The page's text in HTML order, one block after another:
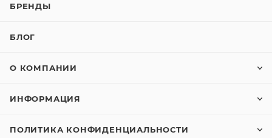
БРЕНДЫ
БЛОГ
О КОМПАНИИ
ИНФОРМАЦИЯ
ПОЛИТИКА КОНФИДЕНЦИАЛЬНОСТИ